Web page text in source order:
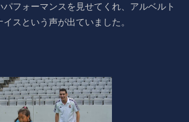
フォーマンスを見せてくれ、アルベルト
スという声が出ていました。